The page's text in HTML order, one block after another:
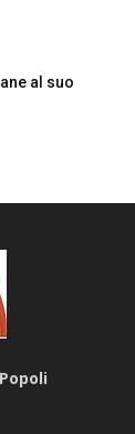
al suo